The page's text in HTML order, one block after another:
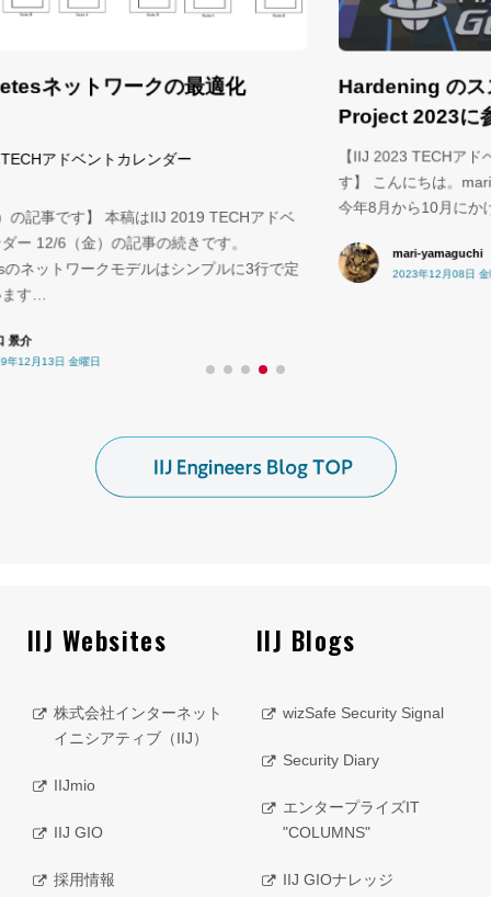
Hardening のススメ ～Hardening
Project 2023に参加してみた～
【IIJ 2023 TECHアドベントカレンダー 12/8の記事で
す】 こんにちは。mari-yamaguchiです。初投稿です。
今年8月から10月にかけてHardening Project 202…
2023年12月08日 金曜日
IIJ Websites
株式会社インターネット
イニシアティブ（IIJ）
IIJmio
IIJ GIO
採用情報
IIJ Blogs
wizSafe Security Signal
Security Diary
エンタープライズIT
"COLUMNS"
IIJ GIOナレッジ